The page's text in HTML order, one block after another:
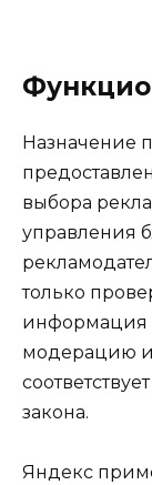
Назначение
выбора
управления
только
информация
модерацию
закона.
Яндекс